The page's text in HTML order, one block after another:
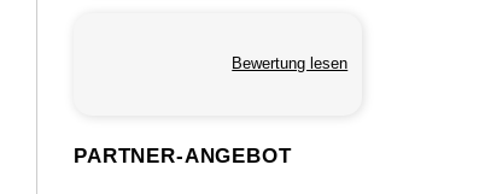
Bewertung lesen
PARTNER-ANGEBOT